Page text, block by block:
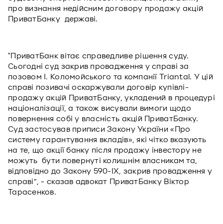
про визнання недійсним договору продажу акцій
ПриватБанку державі.
"ПриватБанк вітає справедливе рішення суду.
Сьогодні суд закрив провадження у справі за
позовом І. Коломойського та компанії Triantal. У цій
справі позивачі оскаржували договір купівлі-
продажу акцій ПриватБанку, укладений в процедурі
націоналізації, а також висували вимоги щодо
повернення собі у власність акцій ПриватБанку.
Суд застосував приписи Закону України «Про
систему гарантування вкладів», які чітко вказують
на те, що акції банку після продажу інвестору не
можуть бути повернуті колишнім власникам та,
відповідно до Закону 590-ІХ, закрив провадження у
справі”, - сказав адвокат ПриватБанку Віктор
Тарасенков.